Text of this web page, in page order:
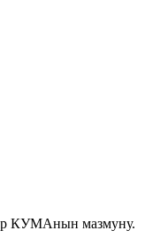
КУМАнын мазмуну.